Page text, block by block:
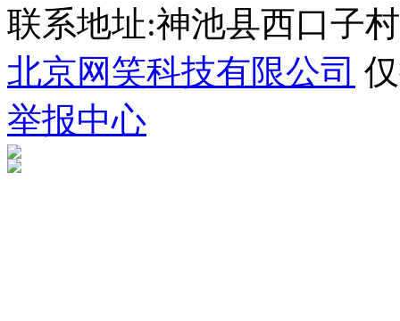
联系地址:神池县西口子村
北京网笑科技有限公司
举报中心